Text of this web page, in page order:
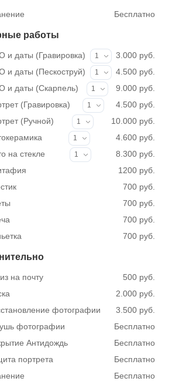
Бесплатно
работы
и даты (Гравировка) 1
3.000 руб.
и даты (Пескоструй)
1
4.500 руб.
и даты (Скарпель)
1
9.000 руб.
(Гравировка)
1
4.500 руб.
(Ручной)
1
10.000 руб.
1
4.600 руб.
на стекле
1
8.300 руб.
1200 руб.
700 руб.
700 руб.
700 руб.
700 руб.
500 руб.
на почту
2.000 руб.
3.500 руб.
фотографии
Бесплатно
фотографии
Бесплатно
Антидождь
Бесплатно
портрета
Бесплатно